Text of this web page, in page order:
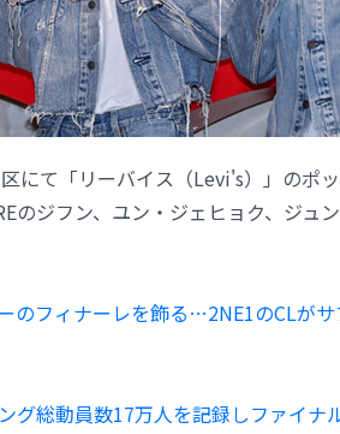
にて「リーバイス（Levi's）」のポ
のジフン、ユン・ジェヒョク、ジュ
のフィナーレを飾る…2NE1のCLが
グ総動員数17万人を記録しファイナ